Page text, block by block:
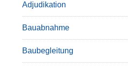
Adjudikation
Bauabnahme
Baubegleitung